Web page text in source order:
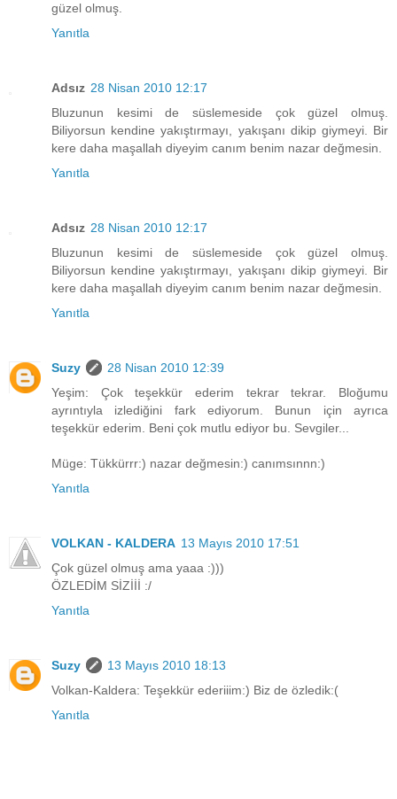
güzel olmuş.
Yanıtla
Adsız 28 Nisan 2010 12:17
Bluzunun kesimi de süslemeside çok güzel olmuş.
Biliyorsun kendine yakıştırmayı, yakışanı dikip giymeyi. Bir
kere daha maşallah diyeyim canım benim nazar değmesin.
Yanıtla
Adsız 28 Nisan 2010 12:17
Bluzunun kesimi de süslemeside çok güzel olmuş.
Biliyorsun kendine yakıştırmayı, yakışanı dikip giymeyi. Bir
kere daha maşallah diyeyim canım benim nazar değmesin.
Yanıtla
Suzy
28 Nisan 2010 12:39
Yeşim: Çok teşekkür ederim tekrar tekrar. Bloğumu
ayrıntıyla izlediğini fark ediyorum. Bunun için ayrıca
teşekkür ederim. Beni çok mutlu ediyor bu. Sevgiler...
Müge: Tükkürrr:) nazar değmesin:) canımsınnn:)
Yanıtla
VOLKAN - KALDERA 13 Mayıs 2010 17:51
Çok güzel olmuş ama yaaa :)))
ÖZLEDİM SİZİİİ :/
Yanıtla
Suzy
13 Mayıs 2010 18:13
Volkan-Kaldera: Teşekkür ederiiim:) Biz de özledik:(
Yanıtla